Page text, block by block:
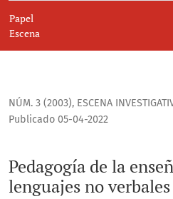
Papel
Escena
NÚM. 3 (2003), ESCENA
Pedagogía de la
lenguajes no verbales
Publicado 05-04-2022